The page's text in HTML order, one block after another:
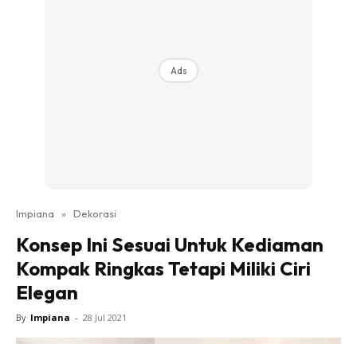
Login|Register
Ruang Makan
Ruang Tamu
Direktori
Interior Design
Landskap
Ads
Impiana » Dekorasi
Konsep Ini Sesuai Untuk Kediaman
Kompak Ringkas Tetapi Miliki Ciri
Elegan
By Impiana - 28 Jul 2021